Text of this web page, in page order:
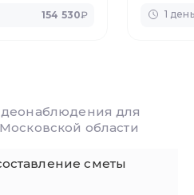
154 530₽ 1 день
для
области
сметы